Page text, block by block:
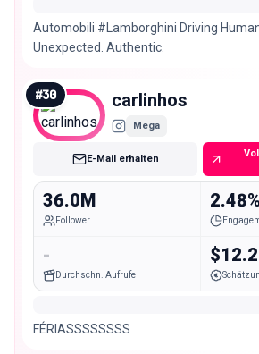
Automobili #Lamborghini Driving
Unexpected. Authentic.
#30 carlinhos
Mega
E-Mail erhalten
36.0M
Follower
-
Durchschn. Aufrufe
FÉRIASSSSSSSS